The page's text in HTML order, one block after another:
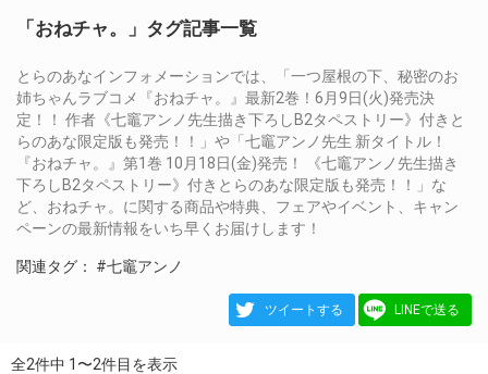
「おねチャ。」タグ記事一覧
とらのあなインフォメーションでは、「一つ屋根の下、秘密のお
姉ちゃんラブコメ『おねチャ。』最新2巻！6月9日(火)発売決
定！！ 作者《七竈アンノ先生描き下ろしB2タペストリー》付きと
らのあな限定版も発売！！」や「七竈アンノ先生 新タイトル！
『おねチャ。』第1巻 10月18日(金)発売！ 《七竈アンノ先生描き
下ろしB2タペストリー》付きとらのあな限定版も発売！！」な
ど、おねチャ。に関する商品や特典、フェアやイベント、キャン
ペーンの最新情報をいち早くお届けします！
関連タグ： #七竈アンノ
ツイートする LINEで送る
全2件中 1〜2件目を表示